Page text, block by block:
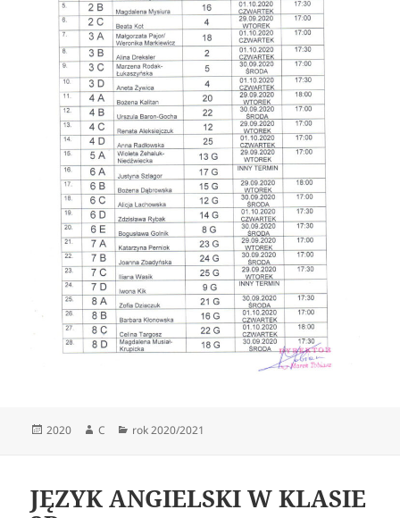
Data
2020 Autor
C Kategorie
rok 2020/2021
JĘZYK ANGIELSKI W KLASIE